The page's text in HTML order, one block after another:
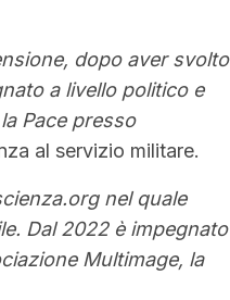
dopo aver svolto
a livello politico e
Pace presso
al servizio militare.
nel quale
Dal 2022 è impegnato
Multimage, la